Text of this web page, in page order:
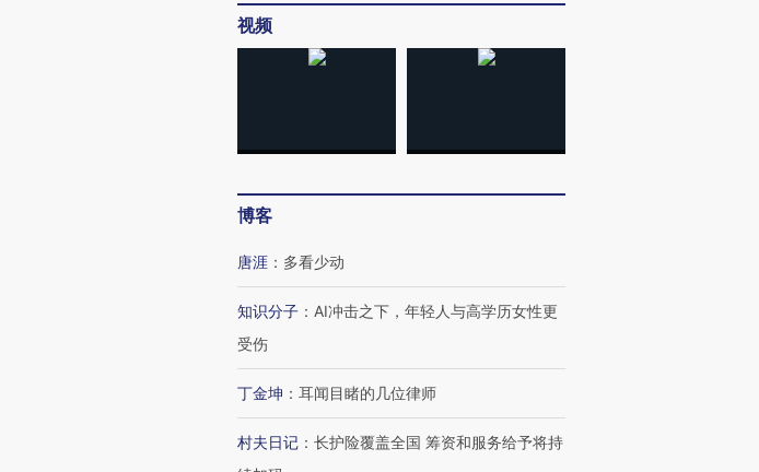
视频
博客
唐涯 ： 多看少动
知识分子 ： AI冲击之下，年轻人与高学历女性更
受伤
丁金坤 ： 耳闻目睹的几位律师
村夫日记 ： 长护险覆盖全国 筹资和服务给予将持